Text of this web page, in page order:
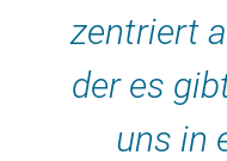
zentriert
der es
uns in